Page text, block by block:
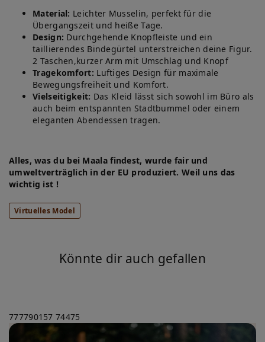
Material: Leichter Musselin, perfekt für die
Übergangszeit und heiße Tage.
Design: Durchgehende Knopfleiste und ein
taillierendes Bindegürtel unterstreichen deine Figur.
2 Taschen,kurzer Arm mit Umschlag und Knopf
Tragekomfort: Luftiges Design für maximale
Bewegungsfreiheit und Komfort.
Vielseitigkeit: Das Kleid lässt sich sowohl im Büro als
auch beim entspannten Stadtbummel oder einem
eleganten Abendessen tragen.
Alles, was du bei Maala findest, wurde fair und
umweltverträglich in der EU produziert. Weil uns das
wichtig ist !
Virtuelles Model
Könnte dir auch gefallen
777790157 74475